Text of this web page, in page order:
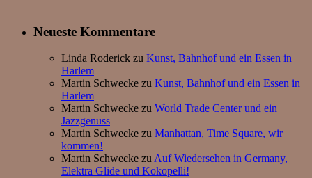
Neueste Kommentare
Linda Roderick zu Kunst, Bahnhof und ein Essen in
Harlem
Martin Schwecke zu Kunst, Bahnhof und ein Essen in
Harlem
Martin Schwecke zu World Trade Center und ein
Jazzgenuss
Martin Schwecke zu Manhattan, Time Square, wir
kommen!
Martin Schwecke zu Auf Wiedersehen in Germany,
Elektra Glide und Kokopelli!